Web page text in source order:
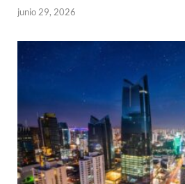
junio 29, 2026